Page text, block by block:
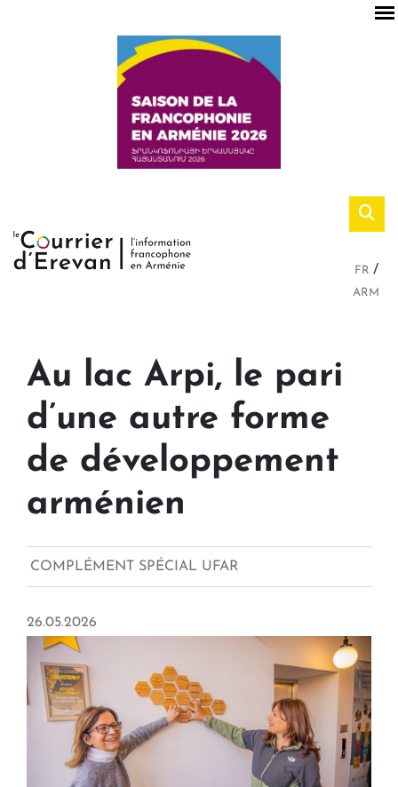
FR
ARM
Au lac Arpi, le pari
d’une autre forme
de développement
arménien
COMPLÉMENT SPÉCIAL UFAR
26.05.2026